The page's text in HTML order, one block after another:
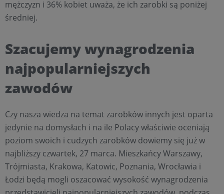
mężczyzn i 36% kobiet uważa, że ich zarobki są poniżej
średniej.
Szacujemy wynagrodzenia
najpopularniejszych
zawodów
Czy nasza wiedza na temat zarobków innych jest oparta
jedynie na domysłach i na ile Polacy właściwie oceniają
poziom swoich i cudzych zarobków dowiemy się już w
najbliższy czwartek, 27 marca. Mieszkańcy Warszawy,
Trójmiasta, Krakowa, Katowic, Poznania, Wrocławia i
Łodzi będą mogli oszacować wysokość wynagrodzenia